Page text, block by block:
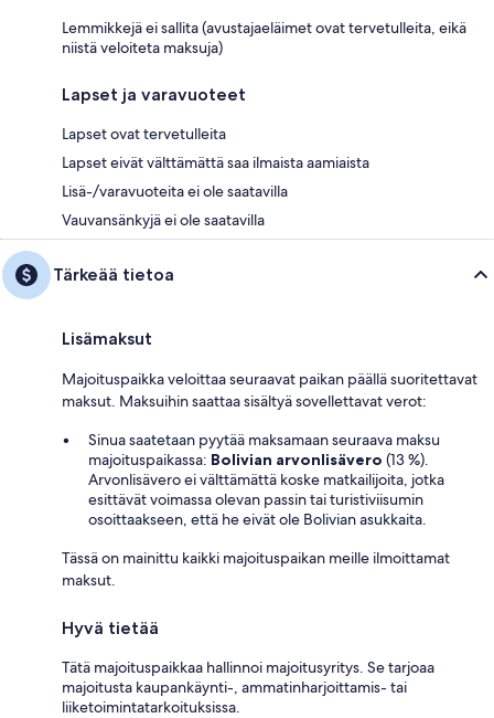
Lemmikkejä ei sallita (avustajaeläimet ovat tervetulleita, eikä
niistä veloiteta maksuja)
Lapset ja varavuoteet
Lapset ovat tervetulleita
Lapset eivät välttämättä saa ilmaista aamiaista
Lisä-/varavuoteita ei ole saatavilla
Vauvansänkyjä ei ole saatavilla
Tärkeää tietoa
Lisämaksut
Majoituspaikka veloittaa seuraavat paikan päällä suoritettavat
maksut. Maksuihin saattaa sisältyä sovellettavat verot:
Sinua saatetaan pyytää maksamaan seuraava maksu
majoituspaikassa: Bolivian arvonlisävero (13 %).
Arvonlisävero ei välttämättä koske matkailijoita, jotka
esittävät voimassa olevan passin tai turistiviisumin
osoittaakseen, että he eivät ole Bolivian asukkaita.
Tässä on mainittu kaikki majoituspaikan meille ilmoittamat
maksut.
Hyvä tietää
Tätä majoituspaikkaa hallinnoi majoitusyritys. Se tarjoaa
majoitusta kaupankäynti-, ammatinharjoittamis- tai
liiketoimintatarkoituksissa.